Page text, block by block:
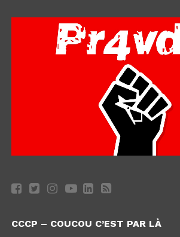
CCCP – COUCOU C’EST PAR LÀ